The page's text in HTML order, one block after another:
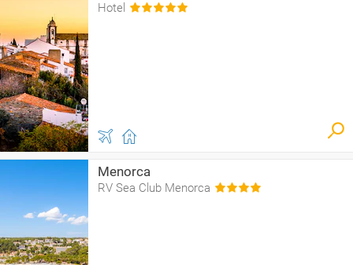
Hotel
Menorca
RV Sea Club Menorca